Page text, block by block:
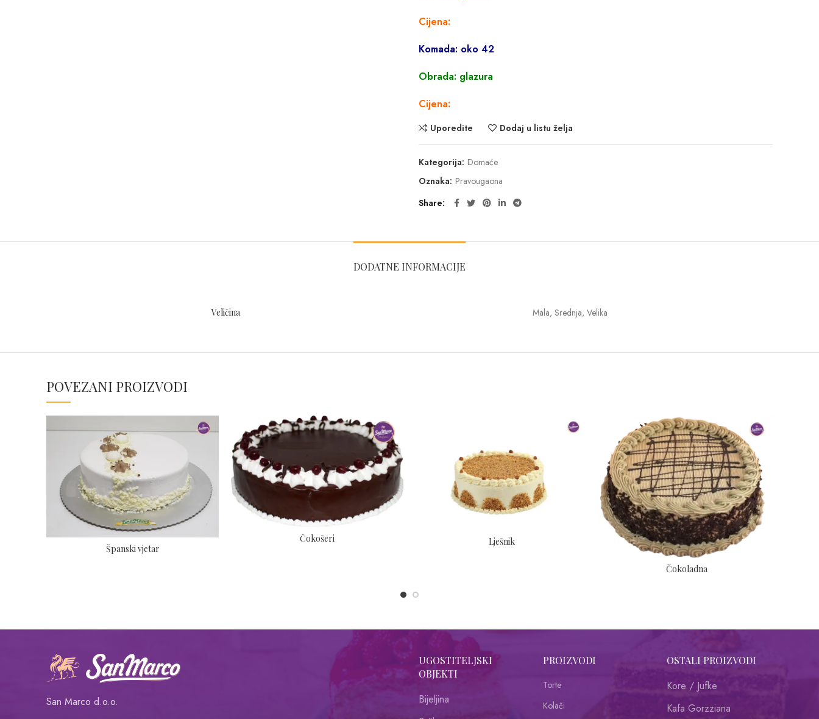
Cijena:
Komada: oko 42
Obrada: glazura
Cijena:
Uporedite Dodaj u listu želja
Kategorija: Domaće
Oznaka: Pravougaona
Share
DODATNE INFORMACIJE
Veličina Mala, Srednja, Velika
POVEZANI PROIZVODI
Španski vjetar
Čokošeri Lješnik
Čokoladna
San Marco d.o.o.
UGOSTITELJSKI
OBJEKTI
Bijeljina
PROIZVODI
Torte
Kolači
OSTALI PROIZVODI
Kore / Jufke
Kafa Gorzziana